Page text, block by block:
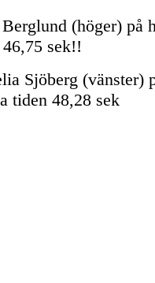
(höger) på
sek!!
Sjöberg (vänster)
tiden 48,28 sek